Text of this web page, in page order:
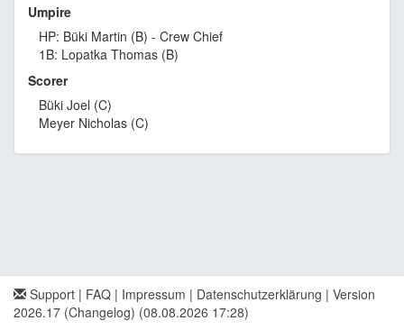
Umpire
HP: Büki Martin (B) - Crew Chief
1B: Lopatka Thomas (B)
Scorer
Büki Joel (C)
Meyer Nicholas (C)
Support | FAQ | Impressum | Datenschutzerklärung | Version
2026.17 (Changelog) (08.08.2026 17:28)